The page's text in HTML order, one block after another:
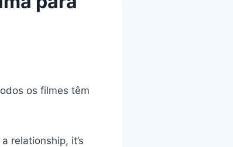
os filmes têm
relationship, it’s